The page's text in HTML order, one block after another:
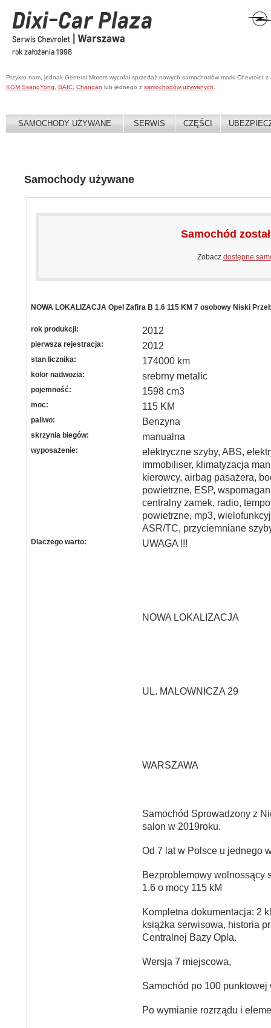
Przykro nam, jednak General Motors wycofał sprzedaż nowych samochodów marki Chevrolet
KGM SsangYong
BAIC Changan lub jednego z samochodów używanych
SAMOCHODY UŻYWANE SERWIS CZĘŚCI
Samochody używane
Samochód
Zobacz dostępne
NOWA LOKALIZACJA Opel Zafira B 1.6 115 KM 7 osobowy Niski
rok produkcji: 2012
pierwsza rejestracja: 2012
stan licznika: 174000 km
kolor nadwozia: srebrny metalic
pojemność: 1598 cm3
moc: 115 KM
paliwo: Benzyna
skrzynia biegów: manualna
wyposażenie:
elektryczne szyby, ABS,
immobiliser, klimatyzacja
kierowcy, airbag pasażera,
powietrzne, ESP,
centralny zamek, radio,
powietrzne, mp3,
ASR/TC, przyciemniane
Dlaczego warto: UWAGA !!!
NOWA LOKALIZACJA
UL. MALOWNICZA 29
WARSZAWA
Samochód Sprowadzony z
salon w 2019roku.
Od 7 lat w Polsce u jednego
Bezproblemowy wolnossący
1.6 o mocy 115 kM
Kompletna dokumentacja: 2
książka serwisowa, historia
Centralnej Bazy Opla.
Wersja 7 miejscowa,
Samochód po 100 punktowej
Po wymianie rozrządu i